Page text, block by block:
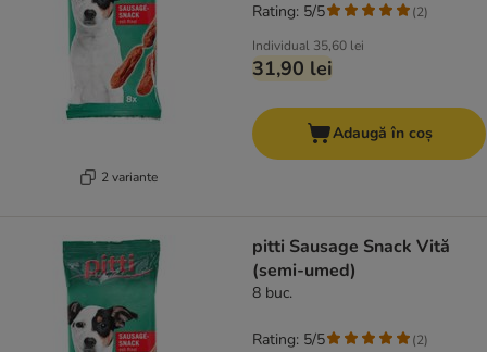
2 variante
Individual 35,60 lei
31,90 lei
Rating: 5/5 (2)
Adaugă în coș
pitti Sausage Snack Vită
(semi-umed)
8 buc.
Rating: 5/5 (2)